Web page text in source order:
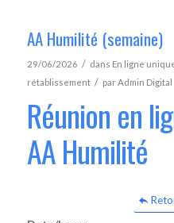
AA Humilité (semaine)
29/06/2026 / dans En ligne
rétablissement / parAdmin Digital
Réunion en
AA Humilité